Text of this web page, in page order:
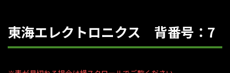
東海エレクトロニクス 背番号：7